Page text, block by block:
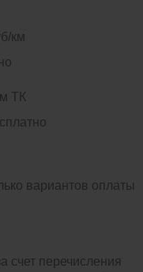
км
ТК
вариантов оплаты
счет перечисления